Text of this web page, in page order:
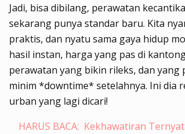
Jadi, bisa dibilang, perawatan
sekarang punya standar baru. Kita
praktis, dan nyatu sama gaya hidup
hasil instan, harga yang pas di
perawatan yang bikin rileks, dan yang
minim *downtime* setelahnya. Ini dia
urban yang lagi dicari!
HARUS BACA: Kekhawatiran